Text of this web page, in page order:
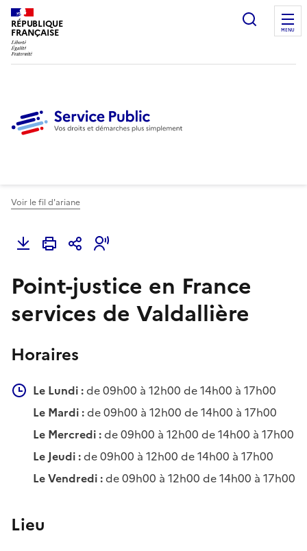
RÉPUBLIQUE
FRANÇAISE
Ouvrir
MENU
Voir le fil d'ariane
Point-justice en France
services de Valdallière
Horaires
Le Lundi :de 09h00 à 12h00 de 14h00 à 17h00
Le Mardi :de 09h00 à 12h00 de 14h00 à 17h00
Le Mercredi :de 09h00 à 12h00 de 14h00 à 17h00
Le Jeudi :de 09h00 à 12h00 de 14h00 à 17h00
Le Vendredi :de 09h00 à 12h00 de 14h00 à 17h00
Lieu